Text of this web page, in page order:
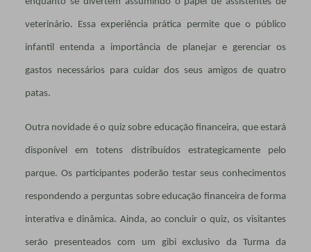
veterinário. Essa experiência prática permite que o público
infantil entenda a importância de planejar e gerenciar os
gastos necessários para cuidar dos seus amigos de quatro
patas.
Outra novidade é o quiz sobre educação financeira, que estará
disponível em totens distribuídos estrategicamente pelo
parque. Os participantes poderão testar seus conhecimentos
respondendo a perguntas sobre educação financeira de forma
interativa e dinâmica. Ainda, ao concluir o quiz, os visitantes
serão presenteados com um gibi exclusivo da Turma da